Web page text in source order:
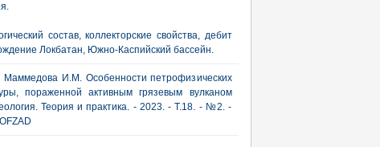
состав, коллекторские свойства, дебит
Локбатан, Южно-Каспийский бассейн.
И.М. Особенности петрофизических
пораженной активным грязевым вулканом
Теория и практика. - 2023. - Т.18. - №2. -